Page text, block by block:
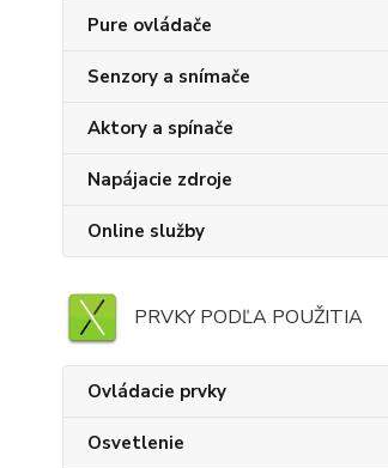
Pure ovládače
Senzory a snímače
Aktory a spínače
Napájacie zdroje
Online služby
PRVKY PODĽA POUŽITIA
Ovládacie prvky
Osvetlenie